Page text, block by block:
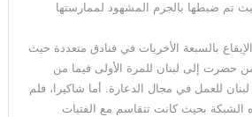
تم ضبطها بالجرم المشهود لممارستها
بالسبعة الأخريات في فنادق متعددة حيث
حضرت إلى لبنان للمرة الأولى فيما من
للعمل في مجال الدعارة. أما شاكيرا، فلم
الشبكة بحيث كانت تتقاسم مع الفتيات